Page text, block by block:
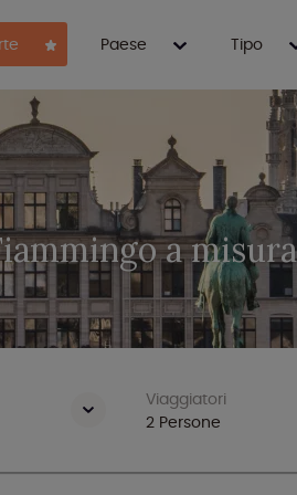
Paese Tipo
a
Viaggiatori
2 Persone